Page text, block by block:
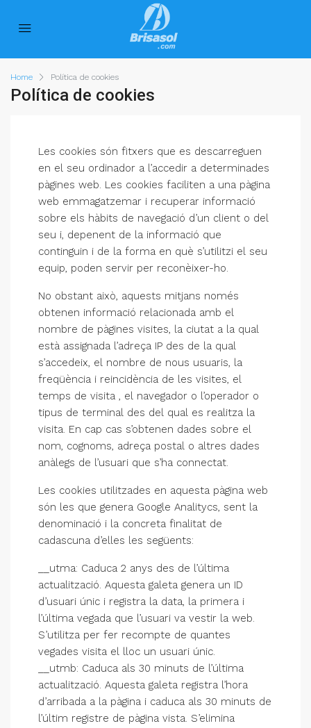
Home Política de cookies
Política de cookies
Les cookies són fitxers que es descarreguen
en el seu ordinador a l’accedir a determinades
pàgines web. Les cookies faciliten a una pàgina
web emmagatzemar i recuperar informació
sobre els hàbits de navegació d’un client o del
seu i, depenent de la informació que
continguin i de la forma en què s’utilitzi el seu
equip, poden servir per reconèixer-ho.
No obstant això, aquests mitjans només
obtenen informació relacionada amb el
nombre de pàgines visites, la ciutat a la qual
està assignada l’adreça IP des de la qual
s’accedeix, el nombre de nous usuaris, la
freqüència i reincidència de les visites, el
temps de visita , el navegador o l’operador o
tipus de terminal des del qual es realitza la
visita. En cap cas s’obtenen dades sobre el
nom, cognoms, adreça postal o altres dades
anàlegs de l’usuari que s’ha connectat.
Les cookies utilitzades en aquesta pàgina web
són les que genera Google Analitycs, sent la
denominació i la concreta finalitat de
cadascuna d’elles les següents:
__utma: Caduca 2 anys des de l’última
actualització. Aquesta galeta genera un ID
d’usuari únic i registra la data, la primera i
l’última vegada que l’usuari va vestir la web.
S’utilitza per fer recompte de quantes
vegades visita el lloc un usuari únic.
__utmb: Caduca als 30 minuts de l’última
actualització. Aquesta galeta registra l’hora
d’arribada a la pàgina i caduca als 30 minuts de
l’últim registre de pàgina vista. S’elimina